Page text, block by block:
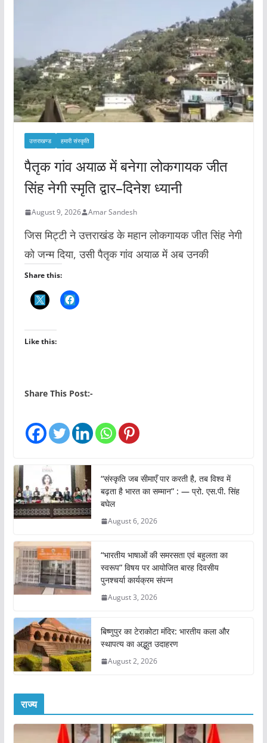
उत्तराखण्ड हमारी संस्कृति
पैतृक गांव अयाळ में बनेगा लोकगायक जीत
सिंह नेगी स्मृति द्वार–दिनेश ध्यानी
August 9, 2026 Amar Sandesh
जिस मिट्टी ने उत्तराखंड के महान लोकगायक जीत सिंह नेगी
को जन्म दिया, उसी पैतृक गांव अयाळ में अब उनकी
Share this:
Like this:
Share This Post:-
“संस्कृति जब सीमाएँ पार करती है, तब विश्व में
बढ़ता है भारत का सम्मान” : — प्रो. एस.पी. सिंह
बघेल
August 6, 2026
“भारतीय भाषाओं की समरसता एवं बहुलता का
स्वरूप” विषय पर आयोजित बारह दिवसीय
पुनश्चर्या कार्यक्रम संपन्न
August 3, 2026
बिष्णुपुर का टेराकोटा मंदिर: भारतीय कला और
स्थापत्य का अद्भुत उदाहरण
August 2, 2026
राज्य